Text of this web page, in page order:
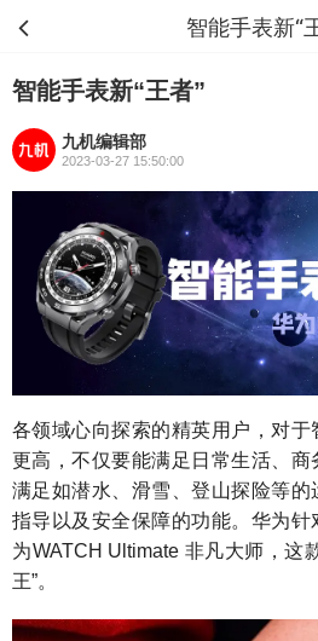
智能手表新“
智能手表新“王者”
九机编辑部
2023-03-27 15:50:00
各领域心向探索的精英用户，对
更高，不仅要能满足日常生活、
满足如潜水、滑雪、登山探险等
指导以及安全保障的功能。华为
为WATCH Ultimate 非凡大师，这
王”。